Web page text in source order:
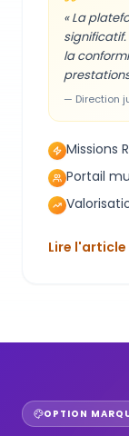
« La
significatif.
la
— Direction
Missions
Portail
Lire
OPTION